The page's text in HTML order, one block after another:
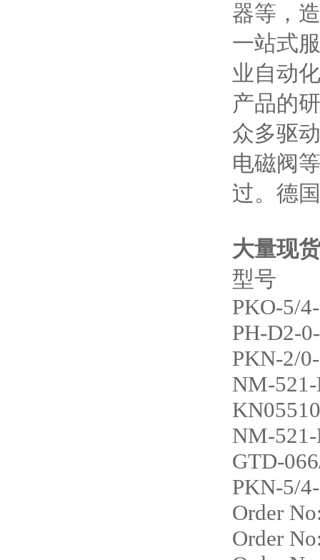
器等，
一站式
业自动
产品的
众多驱
电磁阀
过。德
大量现
型号
PKO-5/
PH-D2-
PKN-2/
NM-
NM-
GTD-
PKN-5/
Order
Order